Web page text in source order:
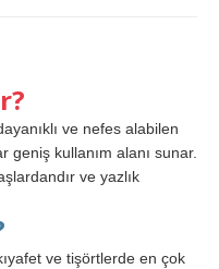
ve nefes alabilen
geniş kullanım alanı sunar.
ve yazlık
ve tişörtlerde en çok